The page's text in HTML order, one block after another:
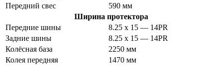
Передний свес
590 мм
Ширина протектора
Передние шины
8.25 x 15 — 14PR
Задние шины
8.25 х 15 — 14PR
Колёсная база
2250 мм
Колея передняя
1470 мм